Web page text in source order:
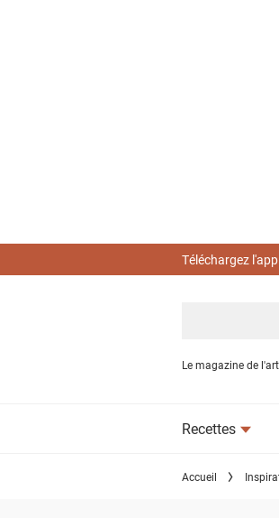
Téléchargez
Le magazine de
Recettes
Accueil